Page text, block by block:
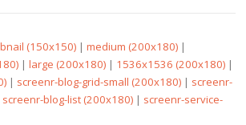
(150x150) |medium (200x180) |
|large (200x180) | 1536x1536 (200x180) |
| screenr-blog-grid-small (200x180) | screenr-
screenr-blog-list (200x180) | screenr-service-